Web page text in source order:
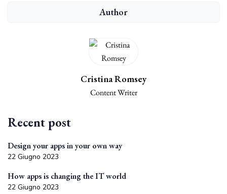
Author
Cristina Romsey
Content Writer
Recent post
Design your apps in your own way
22 Giugno 2023
How apps is changing the IT world
22 Giugno 2023